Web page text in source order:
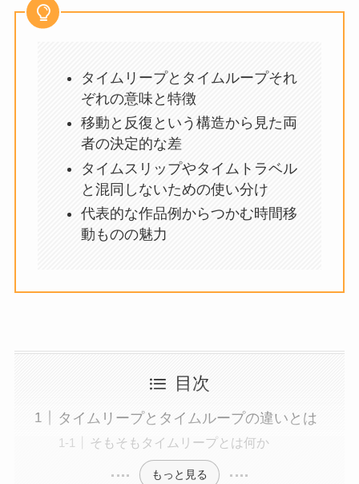
タイムリープとタイムループそれ
ぞれの意味と特徴
移動と反復という構造から見た両
者の決定的な差
タイムスリップやタイムトラベル
と混同しないための使い分け
代表的な作品例からつかむ時間移
動ものの魅力
目次
タイムリープとタイムループの違いとは
そもそもタイムリープとは何か
もっと見る